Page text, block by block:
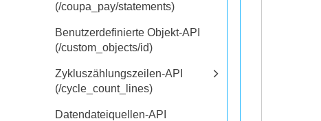
(/coupa_pay/statements)
Benutzerdefinierte Objekt-API
(/custom_objects/id)
Zykluszählungszeilen-API
(/cycle_count_lines)
Datendateiquellen-API